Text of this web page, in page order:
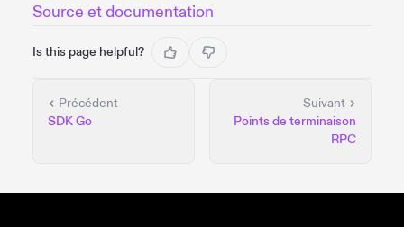
Source et documentation
Is this page helpful?
Précédent
SDK Go
Suivant
Points de terminaison
RPC